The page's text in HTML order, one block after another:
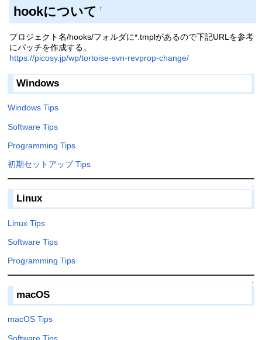
hookについて †
プロジェクト名/hooks/フォルダに*.tmplがあるので下記URLを参考
にバッチを作成する。
https://picosy.jp/wp/tortoise-svn-revprop-change/
Windows
Windows Tips
Software Tips
Programming Tips
初期セットアップ Tips
↑
Linux
Linux Tips
Software Tips
Programming Tips
↑
macOS
macOS Tips
Software Tips